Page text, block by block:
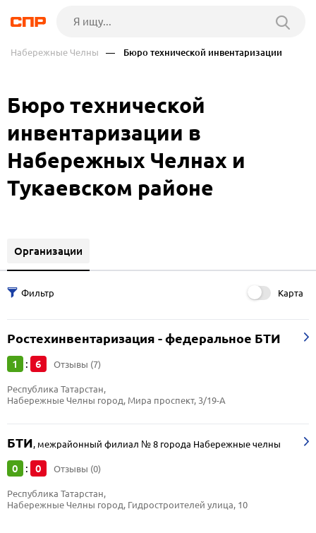
Набережные Челны — Бюро технической инвентаризации
Бюро технической
инвентаризации в
Набережных Челнах и
Тукаевском районе
Организации
Карта
Ростехинвентаризация - федеральное БТИ
1 : 6 Отзывы (7)
Республика Татарстан,
Набережные Челны город, Мира проспект, 3/19-А
БТИ, межрайонный филиал № 8 города Набережные челны
0 : 0 Отзывы (0)
Республика Татарстан,
Набережные Челны город, Гидростроителей улица, 10